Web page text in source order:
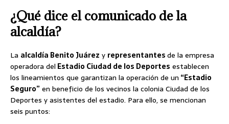
¿Qué dice el comunicado de la
alcaldía?
La alcaldía Benito Juárez y representantesde la empresa
operadora del Estadio Ciudad de los Deportes establecen
los lineamientos que garantizan la operación de un “Estadio
Seguro”en beneficio de los vecinos la colonia Ciudad de los
Deportes y asistentes del estadio. Para ello, se mencionan
seis puntos: